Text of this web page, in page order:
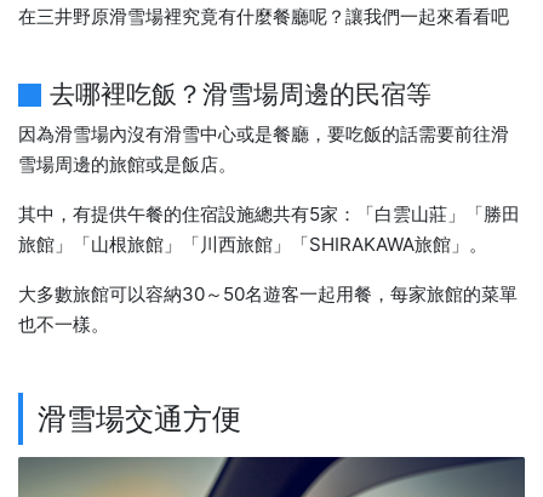
在三井野原滑雪場裡究竟有什麼餐廳呢？讓我們一起來看看吧
去哪裡吃飯？滑雪場周邊的民宿等
因為滑雪場內沒有滑雪中心或是餐廳，要吃飯的話需要前往滑
雪場周邊的旅館或是飯店。
其中，有提供午餐的住宿設施總共有5家：「白雲山莊」「勝田
旅館」「山根旅館」「川西旅館」「SHIRAKAWA旅館」。
大多數旅館可以容納30～50名遊客一起用餐，每家旅館的菜單
也不一樣。
滑雪場交通方便